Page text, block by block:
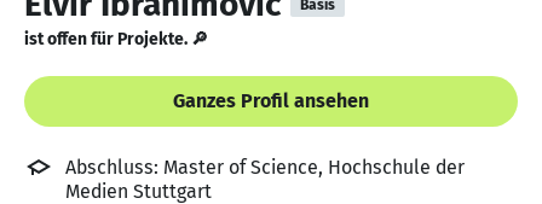
Basis
ist offen für Projekte. 🔎
Ganzes Profil ansehen
Abschluss: Master of Science, Hochschule der
Medien Stuttgart